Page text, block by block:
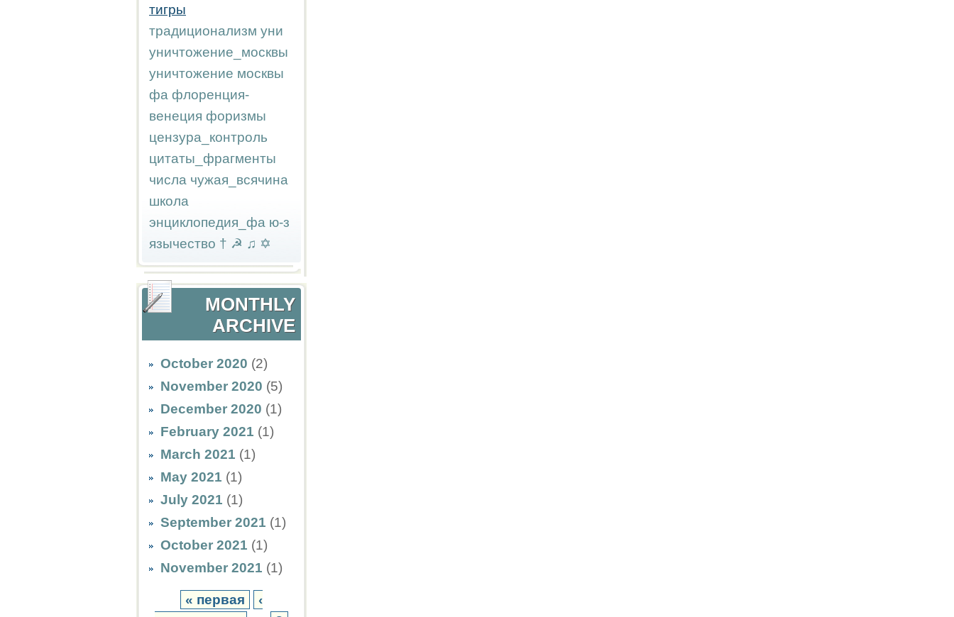
тигры
традиционализм уни
уничтожение_москвы
уничтожение москвы
фа флоренция-
венеция форизмы
цензура_контроль
цитаты_фрагменты
числа чужая_всячина
школа
энциклопедия_фа ю-з
язычество † ☭ ♫ ✡
MONTHLY
ARCHIVE
October 2020 (2)
November 2020 (5)
December 2020 (1)
February 2021 (1)
March 2021 (1)
May 2021 (1)
July 2021 (1)
September 2021 (1)
October 2021 (1)
November 2021 (1)
« первая
‹